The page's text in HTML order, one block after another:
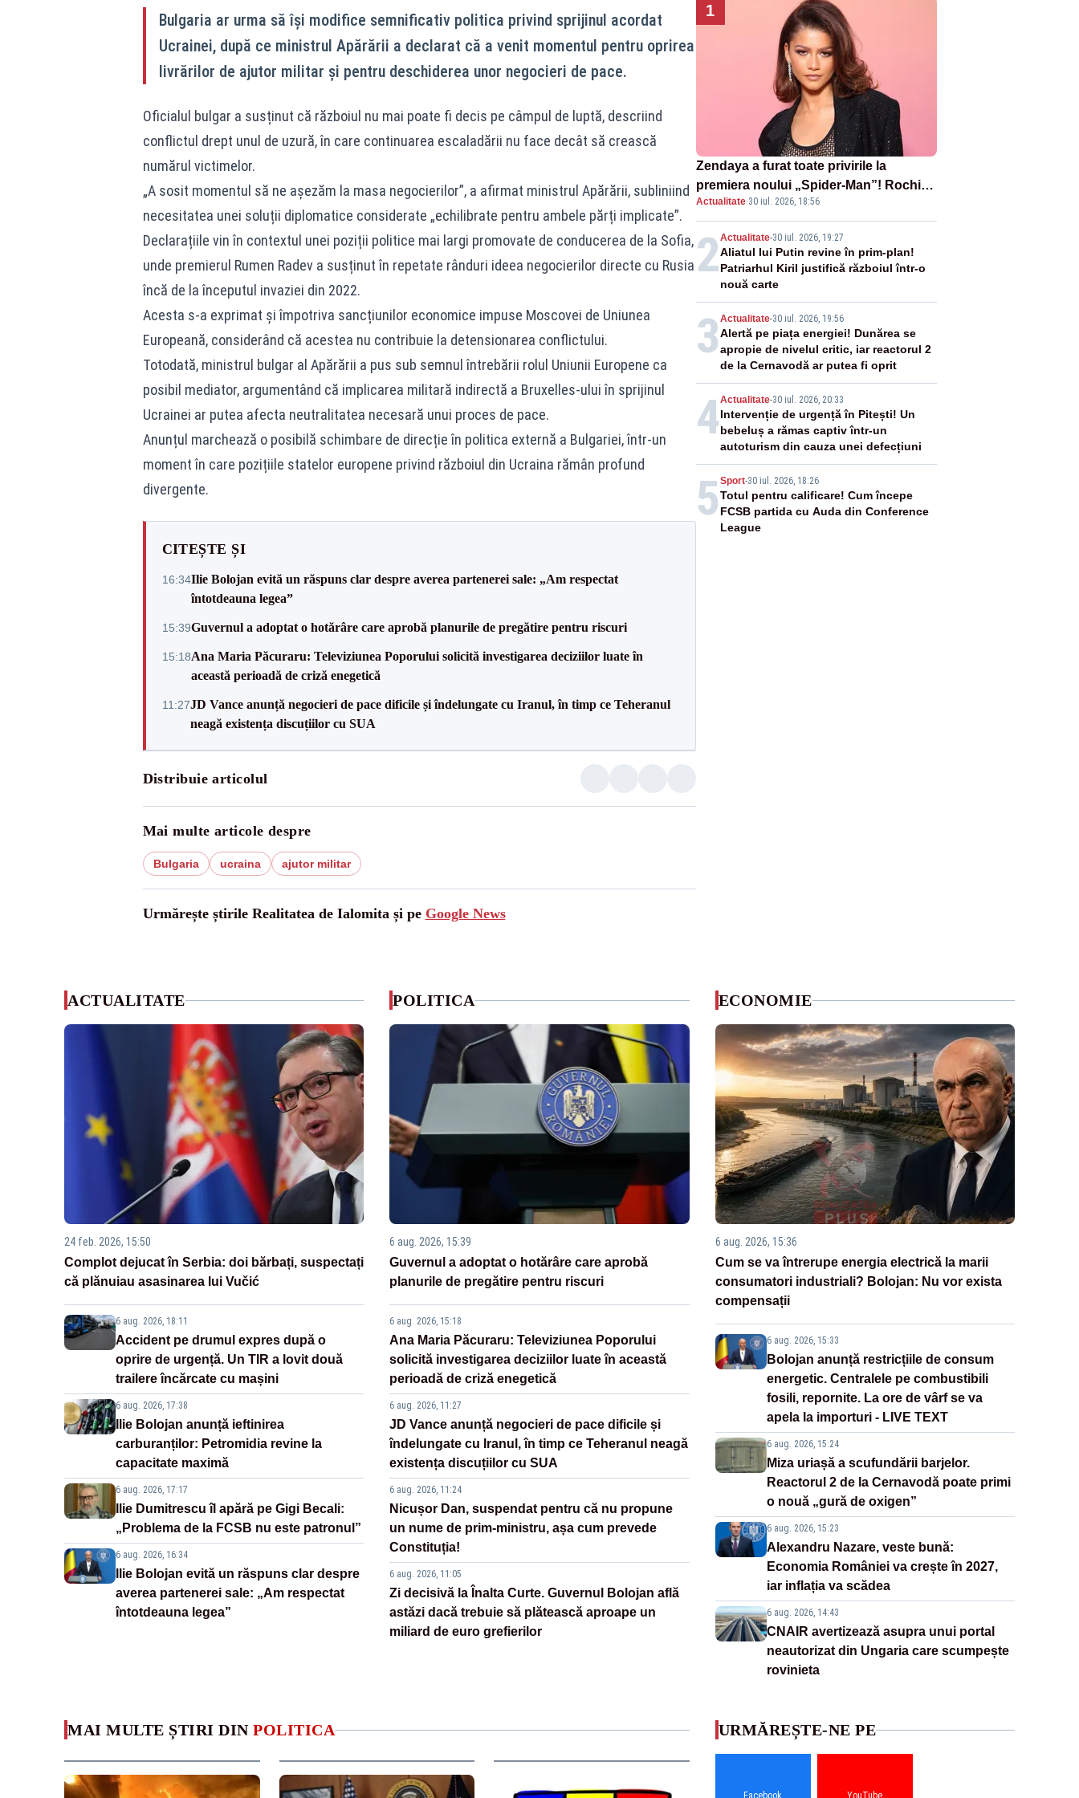
Bulgaria ar urma să își modifice semnificativ politica privind sprijinul acordat
Ucrainei, după ce ministrul Apărării a declarat că a venit momentul pentru oprirea
livrărilor de ajutor militar și pentru deschiderea unor negocieri de pace.
Oficialul bulgar a susținut că războiul nu mai poate fi decis pe câmpul de luptă, descriind
conflictul drept unul de uzură, în care continuarea escaladării nu face decât să crească
numărul victimelor.
„A sosit momentul să ne așezăm la masa negocierilor”, a afirmat ministrul Apărării, subliniind
necesitatea unei soluții diplomatice considerate „echilibrate pentru ambele părți implicate”.
Declarațiile vin în contextul unei poziții politice mai largi promovate de conducerea de la Sofia,
unde premierul Rumen Radev a susținut în repetate rânduri ideea negocierilor directe cu Rusia
încă de la începutul invaziei din 2022.
Acesta s-a exprimat și împotriva sancțiunilor economice impuse Moscovei de Uniunea
Europeană, considerând că acestea nu contribuie la detensionarea conflictului.
Totodată, ministrul bulgar al Apărării a pus sub semnul întrebării rolul Uniunii Europene ca
posibil mediator, argumentând că implicarea militară indirectă a Bruxelles-ului în sprijinul
Ucrainei ar putea afecta neutralitatea necesară unui proces de pace.
Anunțul marchează o posibilă schimbare de direcție în politica externă a Bulgariei, într-un
moment în care pozițiile statelor europene privind războiul din Ucraina rămân profund
divergente.
CITEȘTE ȘI
16:34Ilie Bolojan evită un răspuns clar despre averea partenerei sale: „Am respectat
întotdeauna legea”
15:39Guvernul a adoptat o hotărâre care aprobă planurile de pregătire pentru riscuri
15:18Ana Maria Păcuraru: Televiziunea Poporului solicită investigarea deciziilor luate în
această perioadă de criză enegetică
11:27JD Vance anunță negocieri de pace dificile și îndelungate cu Iranul, în timp ce Teheranul
neagă existența discuțiilor cu SUA
Distribuie articolul
Mai multe articole despre
Bulgaria ucraina ajutor militar
Urmărește știrile Realitatea de Ialomita și pe Google News
1
Zendaya a furat toate privirile la
premiera noului „Spider-Man”! Rochia
inspirată de pânza de păianjen a făcut
senzație
Actualitate·30 iul. 2026, 18:56
2Actualitate-30 iul. 2026, 19:27
Aliatul lui Putin revine în prim-plan!
Patriarhul Kiril justifică războiul într-o
nouă carte
3 Actualitate-30 iul. 2026, 19:56
Alertă pe piața energiei! Dunărea se
apropie de nivelul critic, iar reactorul 2
de la Cernavodă ar putea fi oprit
4Actualitate-30 iul. 2026, 20:33
Intervenție de urgență în Pitești! Un
bebeluș a rămas captiv într-un
autoturism din cauza unei defecțiuni
5 Sport-30 iul. 2026, 18:26
Totul pentru calificare! Cum începe
FCSB partida cu Auda din Conference
League
ACTUALITATE
24 feb. 2026, 15:50
Complot dejucat în Serbia: doi bărbați, suspectați
că plănuiau asasinarea lui Vučić
6 aug. 2026, 18:11
Accident pe drumul expres după o
oprire de urgență. Un TIR a lovit două
trailere încărcate cu mașini
6 aug. 2026, 17:38
Ilie Bolojan anunță ieftinirea
carburanților: Petromidia revine la
capacitate maximă
6 aug. 2026, 17:17
Ilie Dumitrescu îl apără pe Gigi Becali:
„Problema de la FCSB nu este patronul”
6 aug. 2026, 16:34
Ilie Bolojan evită un răspuns clar despre
averea partenerei sale: „Am respectat
întotdeauna legea”
POLITICA
6 aug. 2026, 15:39
Guvernul a adoptat o hotărâre care aprobă
planurile de pregătire pentru riscuri
6 aug. 2026, 15:18
Ana Maria Păcuraru: Televiziunea Poporului
solicită investigarea deciziilor luate în această
perioadă de criză enegetică
6 aug. 2026, 11:27
JD Vance anunță negocieri de pace dificile și
îndelungate cu Iranul, în timp ce Teheranul neagă
existența discuțiilor cu SUA
6 aug. 2026, 11:24
Nicușor Dan, suspendat pentru că nu propune
un nume de prim-ministru, așa cum prevede
Constituția!
6 aug. 2026, 11:05
Zi decisivă la Înalta Curte. Guvernul Bolojan află
astăzi dacă trebuie să plătească aproape un
miliard de euro grefierilor
ECONOMIE
6 aug. 2026, 15:36
Cum se va întrerupe energia electrică la marii
consumatori industriali? Bolojan: Nu vor exista
compensații
6 aug. 2026, 15:33
Bolojan anunță restricțiile de consum
energetic. Centralele pe combustibili
fosili, repornite. La ore de vârf se va
apela la importuri - LIVE TEXT
6 aug. 2026, 15:24
Miza uriașă a scufundării barjelor.
Reactorul 2 de la Cernavodă poate primi
o nouă „gură de oxigen”
6 aug. 2026, 15:23
Alexandru Nazare, veste bună:
Economia României va crește în 2027,
iar inflația va scădea
6 aug. 2026, 14:43
CNAIR avertizează asupra unui portal
neautorizat din Ungaria care scumpește
rovinieta
MAI MULTE ȘTIRI DIN POLITICA URMĂREȘTE-NE PE